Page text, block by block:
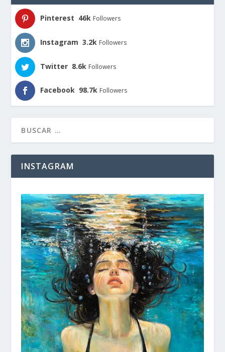
Pinterest 46k Followers
Instagram 3.2k Followers
Twitter 8.6k Followers
Facebook 98.7k Followers
INSTAGRAM